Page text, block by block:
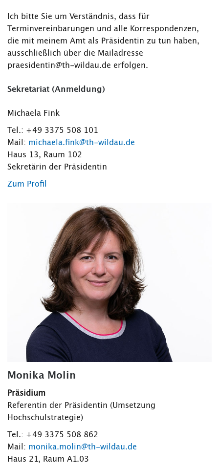
Ich bitte Sie um Verständnis, dass für
Terminvereinbarungen und alle Korrespondenzen,
die mit meinem Amt als Präsidentin zu tun haben,
ausschließlich über die Mailadresse
praesidentin@th-wildau.de erfolgen.
Sekretariat (Anmeldung)
Michaela Fink
Tel.: +49 3375 508 101
Mail: michaela.fink@th-wildau.de
Haus 13, Raum 102
Sekretärin der Präsidentin
Zum Profil
Monika Molin
Präsidium
Referentin der Präsidentin (Umsetzung
Hochschulstrategie)
Tel.: +49 3375 508 862
Mail: monika.molin@th-wildau.de
Haus 21, Raum A1.03